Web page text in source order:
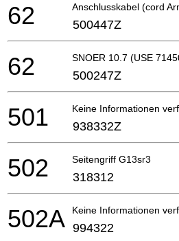
Anschlusskabel (cord
62 500447Z
SNOER 10.7 (USE
62 500247Z
Keine Informationen
501 938332Z
Seitengriff G13sr3
502 318312
Keine Informationen
502A 994322